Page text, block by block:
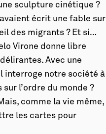
sculpture cinétique ?
écrit une fable sur
des migrants ? Et si…
Virone donne libre
Avec une
interroge notre société à
l’ordre du monde ?
comme la vie même,
les cartes pour